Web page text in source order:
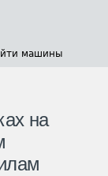
машины
на